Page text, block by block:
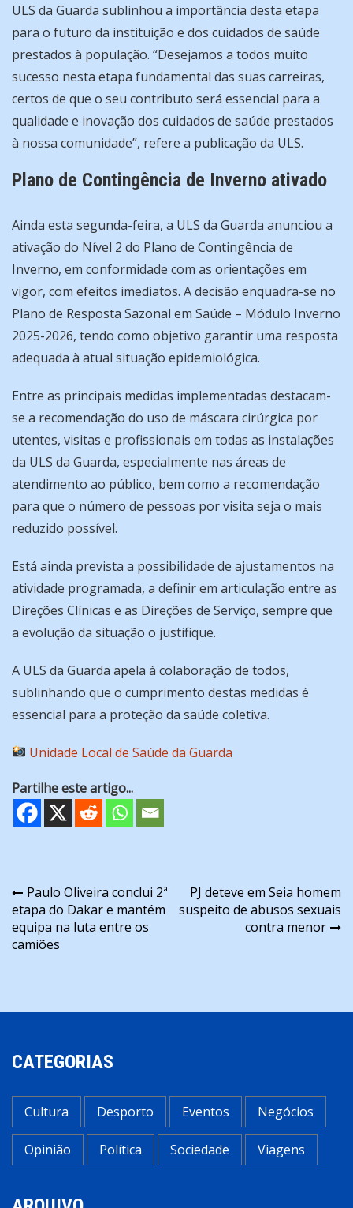
ULS da Guarda sublinhou a importância desta etapa
para o futuro da instituição e dos cuidados de saúde
prestados à população. “Desejamos a todos muito
sucesso nesta etapa fundamental das suas carreiras,
certos de que o seu contributo será essencial para a
qualidade e inovação dos cuidados de saúde prestados
à nossa comunidade”, refere a publicação da ULS.
Plano de Contingência de Inverno ativado
Ainda esta segunda-feira, a ULS da Guarda anunciou a
ativação do Nível 2 do Plano de Contingência de
Inverno, em conformidade com as orientações em
vigor, com efeitos imediatos. A decisão enquadra-se no
Plano de Resposta Sazonal em Saúde – Módulo Inverno
2025-2026, tendo como objetivo garantir uma resposta
adequada à atual situação epidemiológica.
Entre as principais medidas implementadas destacam-
se a recomendação do uso de máscara cirúrgica por
utentes, visitas e profissionais em todas as instalações
da ULS da Guarda, especialmente nas áreas de
atendimento ao público, bem como a recomendação
para que o número de pessoas por visita seja o mais
reduzido possível.
Está ainda prevista a possibilidade de ajustamentos na
atividade programada, a definir em articulação entre as
Direções Clínicas e as Direções de Serviço, sempre que
a evolução da situação o justifique.
A ULS da Guarda apela à colaboração de todos,
sublinhando que o cumprimento destas medidas é
essencial para a proteção da saúde coletiva.
Unidade Local de Saúde da Guarda
Partilhe este artigo...
Navegação
de
artigos
Paulo Oliveira conclui 2ª
etapa do Dakar e mantém
equipa na luta entre os
camiões
PJ deteve em Seia homem
suspeito de abusos sexuais
contra menor
CATEGORIAS
Cultura Desporto Eventos Negócios
Opinião Política Sociedade Viagens